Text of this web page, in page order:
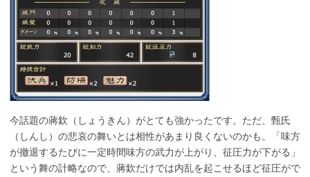
今話題の蔣欽（しょうきん）がとても強かったです。ただ、甄氏
（しんし）の悲哀の舞いとは相性があまり良くないのかも。「味方
が撤退するたびに一定時間味方の武力が上がり、征圧力が下がる」
という舞の計略なので、蔣欽だけでは内乱を起こせるほど征圧がで